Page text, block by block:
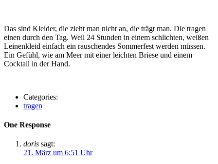
Das sind Kleider, die zieht man nicht an, die trägt man. Die tragen
einen durch den Tag. Weil 24 Stunden in einem schlichten, weißen
Leinenkleid einfach ein rauschendes Sommerfest werden müssen.
Ein Gefühl, wie am Meer mit einer leichten Briese und einem
Cocktail in der Hand.
Categories:
tragen
One Response
doris sagt:
21. März um 6:51 Uhr